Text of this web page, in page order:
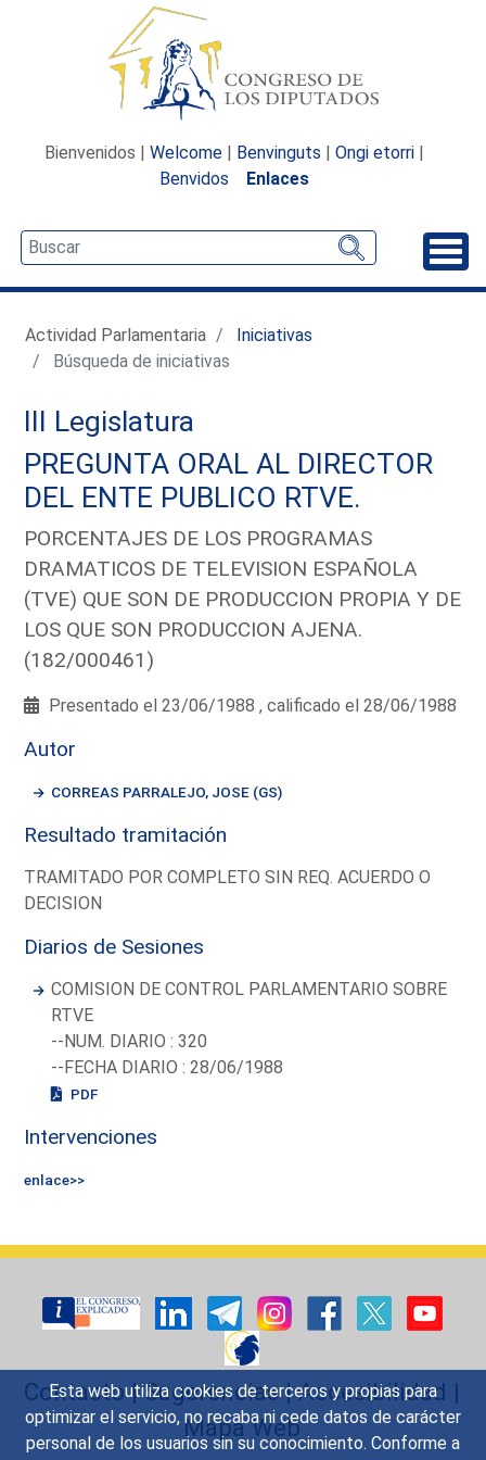
Esta web utiliza cookies de terceros y propias para
optimizar el servicio, no recaba ni cede datos de carácter
personal de los usuarios sin su conocimiento. Conforme a
Bienvenidos | Welcome | Benvinguts | Ongi etorri |
Benvidos
Enlaces
Actividad Parlamentaria
Iniciativas
Búsqueda de iniciativas
III Legislatura
PREGUNTA ORAL AL DIRECTOR
DEL ENTE PUBLICO RTVE.
PORCENTAJES DE LOS PROGRAMAS
DRAMATICOS DE TELEVISION ESPAÑOLA
(TVE) QUE SON DE PRODUCCION PROPIA Y DE
LOS QUE SON PRODUCCION AJENA.
(182/000461)
Presentado el 23/06/1988 , calificado el 28/06/1988
Autor
CORREAS PARRALEJO, JOSE (GS)
Resultado tramitación
TRAMITADO POR COMPLETO SIN REQ. ACUERDO O
DECISION
Diarios de Sesiones
COMISION DE CONTROL PARLAMENTARIO SOBRE
RTVE
--NUM. DIARIO : 320
--FECHA DIARIO : 28/06/1988
PDF
Intervenciones
enlace>>
Contacto|Sugerencias|Accesibilidad |
Mapa Web